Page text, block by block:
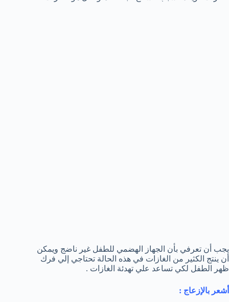
يجب أن تعرفي بأن الجهاز الهضمي للطفل غير ناضج ويمكن
أن ينتج الكثير من الغازات في هذه الحالة تحتاجي إلي فرك
ظهر الطفل لكي تساعد علي تهدئة الغازات .
أشعر بالإزعاج :